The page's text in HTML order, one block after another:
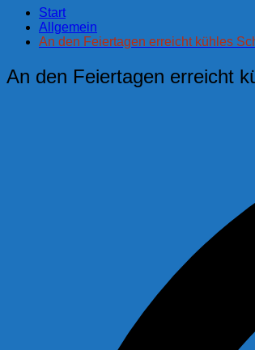
Start
Allgemein
An den Feiertagen erreicht kühles
An den Feiertagen erreicht